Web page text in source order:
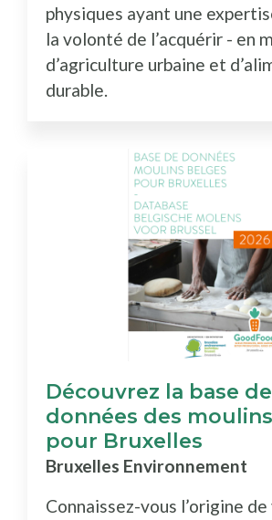
physiques ayant une
la volonté de l’acquérir - en
d’agriculture urbaine et
durable.
Découvrez la base de
données des
pour Bruxelles
Bruxelles Environnement
Connaissez-vous l’origine de